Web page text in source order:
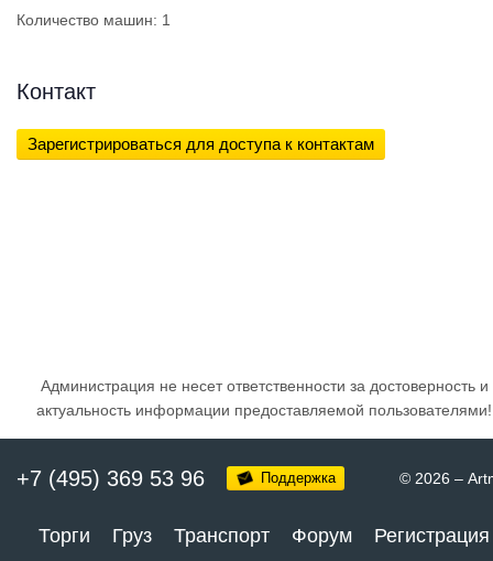
Количество машин: 1
Контакт
Зарегистрироваться для доступа к контактам
Администрация не несет ответственности за достоверность и
актуальность информации предоставляемой пользователями!
+7 (495) 369 53 96 Поддержка © 2026 –
Торги Груз Транспорт Форум Регистрация